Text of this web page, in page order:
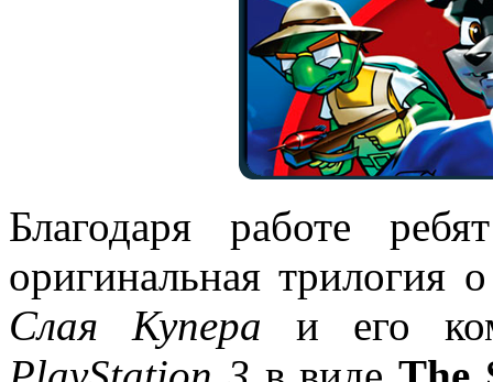
Благодаря работе
оригинальная трилогия
Слая Купера и его